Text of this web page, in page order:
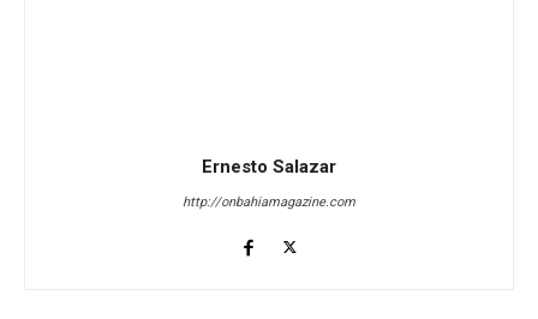
Ernesto Salazar
http://onbahiamagazine.com